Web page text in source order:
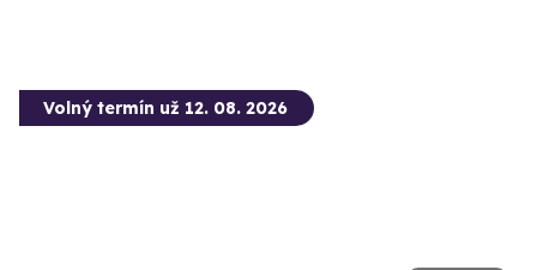
Volný termín už 12. 08. 2026